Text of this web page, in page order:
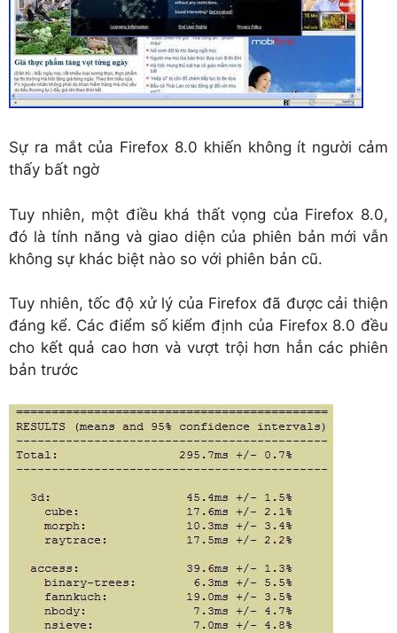
Sự ra mắt của Firefox 8.0 khiến không ít người cảm
thấy bất ngờ
Tuy nhiên, một điều khá thất vọng của Firefox 8.0,
đó là tính năng và giao diện của phiên bản mới vẫn
không sự khác biệt nào so với phiên bản cũ.
Tuy nhiên, tốc độ xử lý của Firefox đã được cải thiện
đáng kể. Các điểm số kiểm định của Firefox 8.0 đều
cho kết quả cao hơn và vượt trội hơn hẳn các phiên
bản trước